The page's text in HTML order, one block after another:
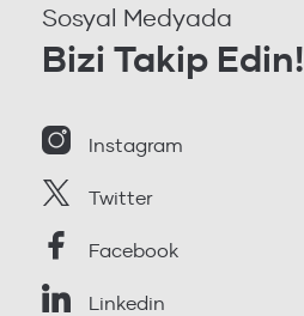
Sosyal Medyada
Bizi Takip Edin!
Instagram
Twitter
Facebook
Linkedin